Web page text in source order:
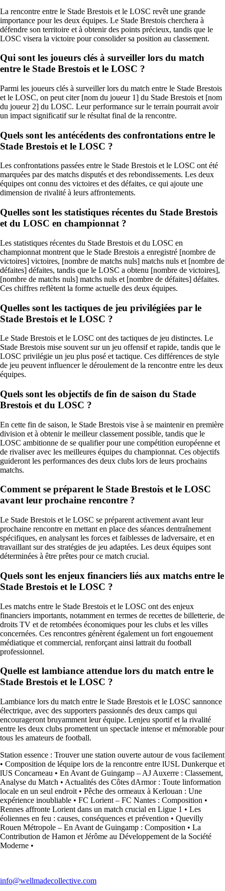
La rencontre entre le Stade Brestois et le LOSC revêt une grande
importance pour les deux équipes. Le Stade Brestois cherchera à
défendre son territoire et à obtenir des points précieux, tandis que le
LOSC visera la victoire pour consolider sa position au classement.
Qui sont les joueurs clés à surveiller lors du match
entre le Stade Brestois et le LOSC ?
Parmi les joueurs clés à surveiller lors du match entre le Stade Brestois
et le LOSC, on peut citer [nom du joueur 1] du Stade Brestois et [nom
du joueur 2] du LOSC. Leur performance sur le terrain pourrait avoir
un impact significatif sur le résultat final de la rencontre.
Quels sont les antécédents des confrontations entre le
Stade Brestois et le LOSC ?
Les confrontations passées entre le Stade Brestois et le LOSC ont été
marquées par des matchs disputés et des rebondissements. Les deux
équipes ont connu des victoires et des défaites, ce qui ajoute une
dimension de rivalité à leurs affrontements.
Quelles sont les statistiques récentes du Stade Brestois
et du LOSC en championnat ?
Les statistiques récentes du Stade Brestois et du LOSC en
championnat montrent que le Stade Brestois a enregistré [nombre de
victoires] victoires, [nombre de matchs nuls] matchs nuls et [nombre de
défaites] défaites, tandis que le LOSC a obtenu [nombre de victoires],
[nombre de matchs nuls] matchs nuls et [nombre de défaites] défaites.
Ces chiffres reflètent la forme actuelle des deux équipes.
Quelles sont les tactiques de jeu privilégiées par le
Stade Brestois et le LOSC ?
Le Stade Brestois et le LOSC ont des tactiques de jeu distinctes. Le
Stade Brestois mise souvent sur un jeu offensif et rapide, tandis que le
LOSC privilégie un jeu plus posé et tactique. Ces différences de style
de jeu peuvent influencer le déroulement de la rencontre entre les deux
équipes.
Quels sont les objectifs de fin de saison du Stade
Brestois et du LOSC ?
En cette fin de saison, le Stade Brestois vise à se maintenir en première
division et à obtenir le meilleur classement possible, tandis que le
LOSC ambitionne de se qualifier pour une compétition européenne et
de rivaliser avec les meilleures équipes du championnat. Ces objectifs
guideront les performances des deux clubs lors de leurs prochains
matchs.
Comment se préparent le Stade Brestois et le LOSC
avant leur prochaine rencontre ?
Le Stade Brestois et le LOSC se préparent activement avant leur
prochaine rencontre en mettant en place des séances dentraînement
spécifiques, en analysant les forces et faiblesses de ladversaire, et en
travaillant sur des stratégies de jeu adaptées. Les deux équipes sont
déterminées à être prêtes pour ce match crucial.
Quels sont les enjeux financiers liés aux matchs entre le
Stade Brestois et le LOSC ?
Les matchs entre le Stade Brestois et le LOSC ont des enjeux
financiers importants, notamment en termes de recettes de billetterie, de
droits TV et de retombées économiques pour les clubs et les villes
concernées. Ces rencontres génèrent également un fort engouement
médiatique et commercial, renforçant ainsi lattrait du football
professionnel.
Quelle est lambiance attendue lors du match entre le
Stade Brestois et le LOSC ?
Lambiance lors du match entre le Stade Brestois et le LOSC sannonce
électrique, avec des supporters passionnés des deux camps qui
encourageront bruyamment leur équipe. Lenjeu sportif et la rivalité
entre les deux clubs promettent un spectacle intense et mémorable pour
tous les amateurs de football.
Station essence : Trouver une station ouverte autour de vous facilement
• Composition de léquipe lors de la rencontre entre lUSL Dunkerque et
lUS Concarneau • En Avant de Guingamp – AJ Auxerre : Classement,
Analyse du Match • Actualités des Côtes dArmor : Toute linformation
locale en un seul endroit • Pêche des ormeaux à Kerlouan : Une
expérience inoubliable • FC Lorient – FC Nantes : Composition •
Rennes affronte Lorient dans un match crucial en Ligue 1 • Les
éoliennes en feu : causes, conséquences et prévention • Quevilly
Rouen Métropole – En Avant de Guingamp : Composition • La
Contribution de Hamon et Jérôme au Développement de la Société
Moderne •
info@wellmadecollective.com